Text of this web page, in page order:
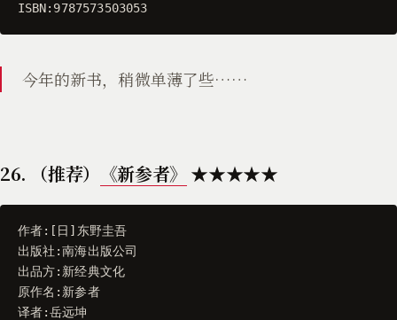
ISBN: 9787573503053
今年的新书，稍微单薄了些……
26. （推荐） 《新参者》 ★★★★★
作者:[ 日 ] 东野圭吾
出版社 :南海出版公司
出品方: 新经典文化
原作名 : 新参者
译者:岳远坤